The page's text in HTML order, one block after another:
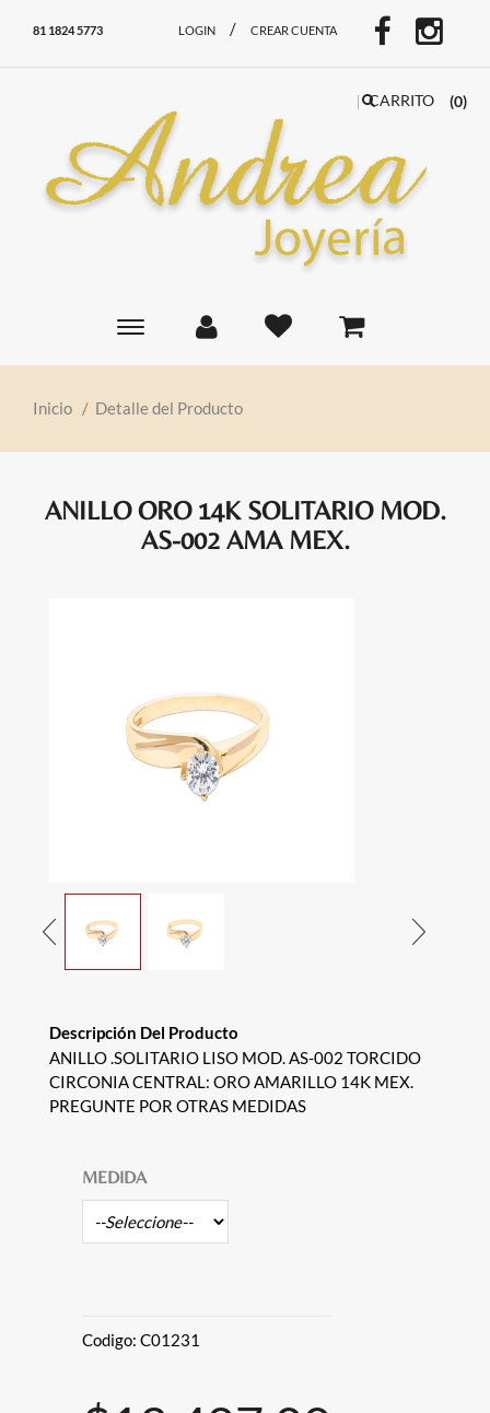
81 1824 5773 LOGIN / CREAR CUENTA
Toggle
CARRITO (0)
Inicio / Detalle del Producto
ANILLO ORO 14K SOLITARIO MOD.
AS-002 AMA MEX.
Descripción Del Producto
ANILLO .SOLITARIO LISO MOD. AS-002 TORCIDO
CIRCONIA CENTRAL: ORO AMARILLO 14K MEX.
PREGUNTE POR OTRAS MEDIDAS
MEDIDA
Codigo: C01231